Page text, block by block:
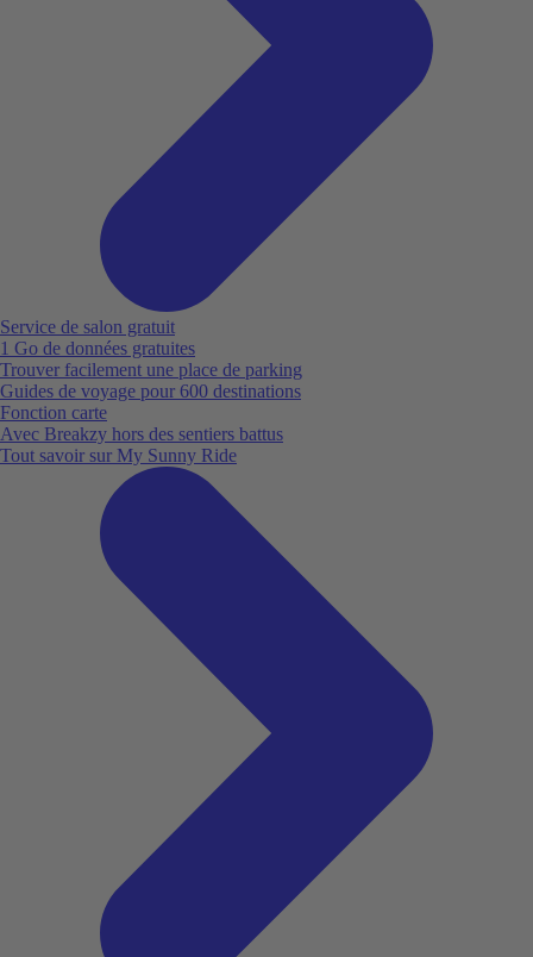
Service de salon gratuit
1 Go de données gratuites
Trouver facilement une place de parking
Guides de voyage pour 600 destinations
Fonction carte
Avec Breakzy hors des sentiers battus
Tout savoir sur My Sunny Ride